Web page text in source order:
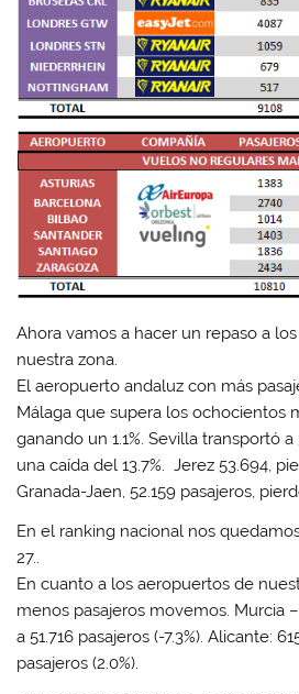
Ahora vamos a hacer un repaso a
nuestra zona.
El aeropuerto andaluz con más
Málaga que supera los ochocientos
ganando un 1.1%. Sevilla transportó a
una caída del 13.7%. Jerez 53.694,
Granada-Jaen, 52.159 pasajeros,
En el ranking nacional nos
27..
En cuanto a losaeropuertos de
menos pasajeros movemos. Murcia
a 51.716 pasajeros (-7.3%). Alicante:
pasajeros (2.0%).